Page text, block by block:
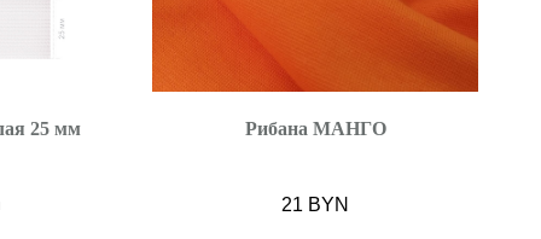
25 мм Рибана МАНГО
21 BYN